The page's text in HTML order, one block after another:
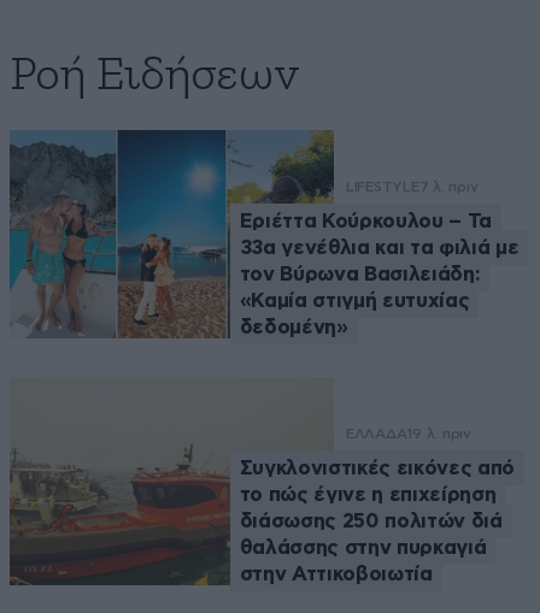
Ροή Ειδήσεων
LIFESTYLE7 λ. πριν
Εριέττα Κούρκουλου – Τα
33α γενέθλια και τα φιλιά με
τον Βύρωνα Βασιλειάδη:
«Καμία στιγμή ευτυχίας
δεδομένη»
ΕΛΛΑΔΑ 19 λ. πριν
Συγκλονιστικές εικόνες από
το πώς έγινε η επιχείρηση
διάσωσης 250 πολιτών διά
θαλάσσης στην πυρκαγιά
στην Αττικοβοιωτία